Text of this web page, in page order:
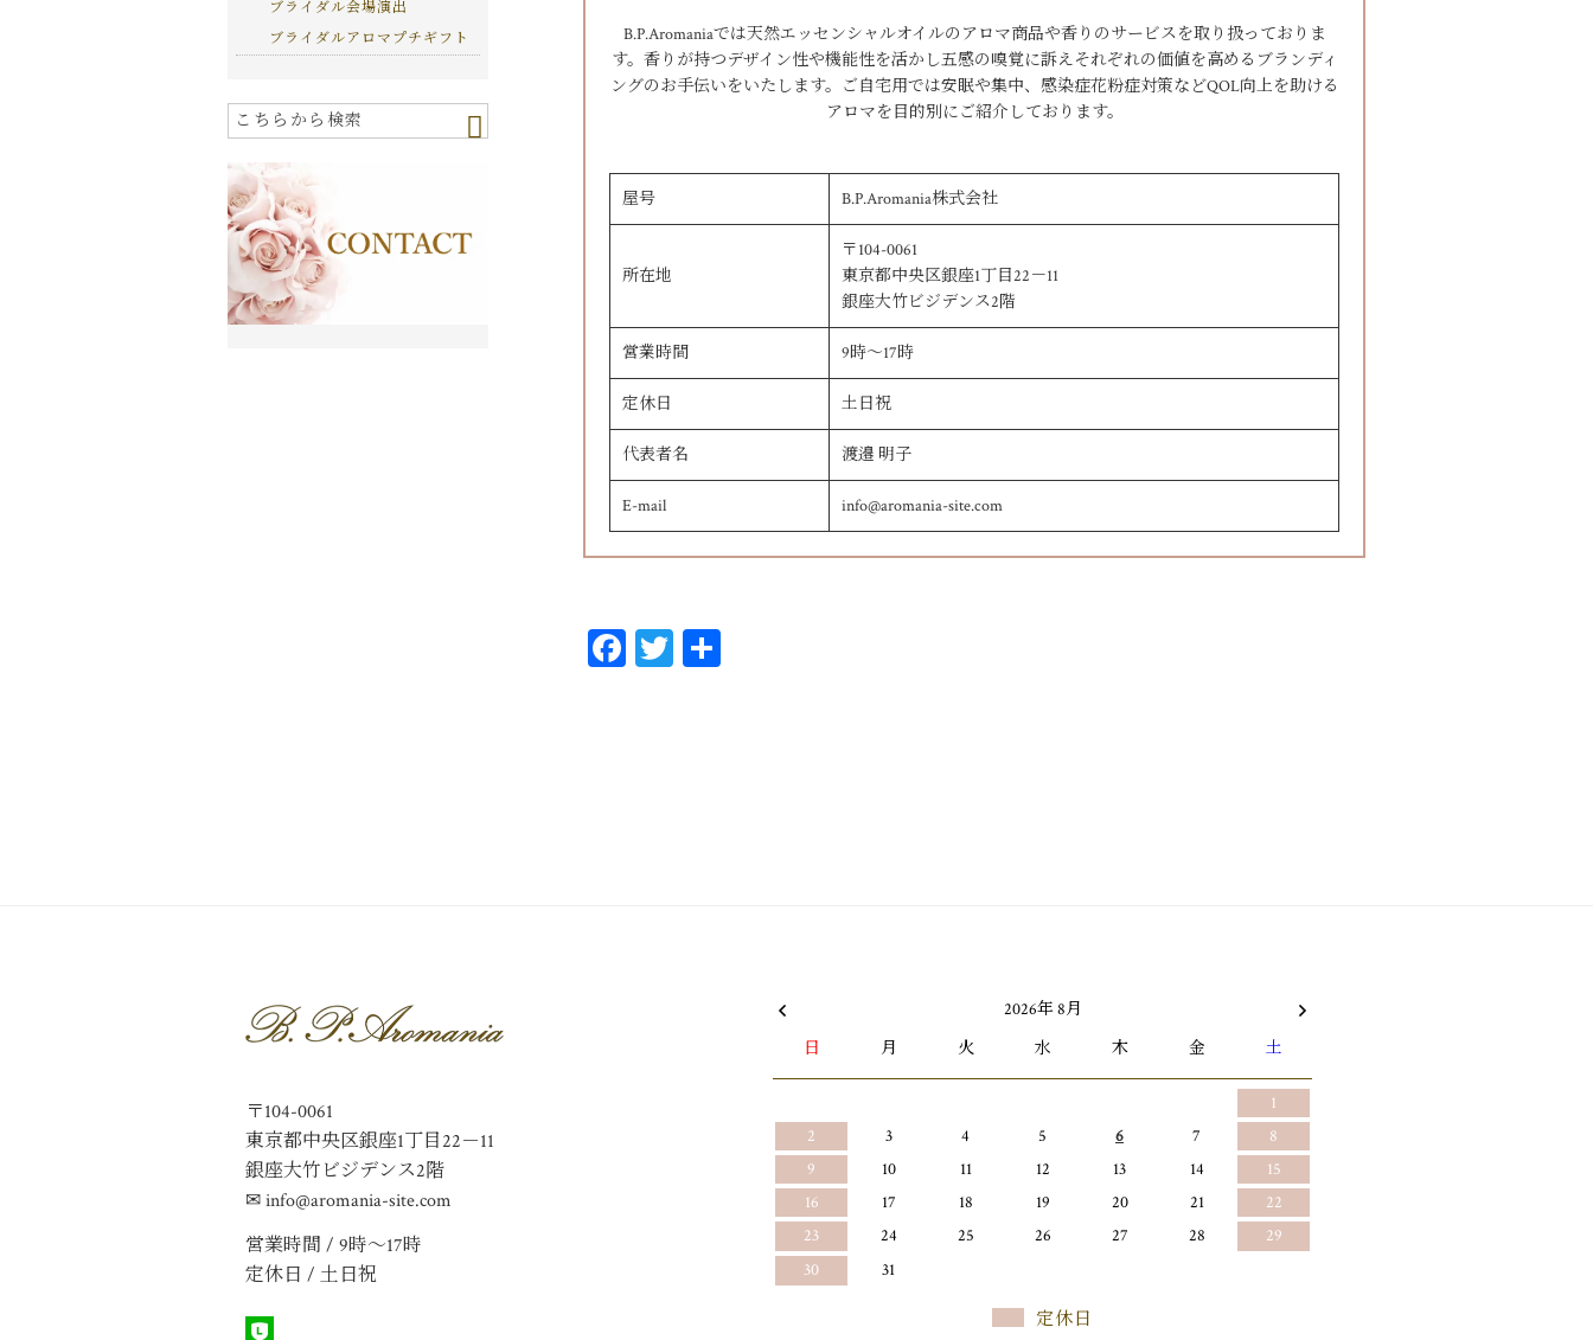
B.P.Aromaniaでは天然エッセンシャルオイルのアロマ商品や香りのサービスを取り扱っておりま
す。香りが持つデザイン性や機能性を活かし五感の嗅覚に訴えそれぞれの価値を高めるブランディ
ングのお手伝いをいたします。ご自宅用では安眠や集中、感染症花粉症対策などQOL向上を助ける
アロマを目的別にご紹介しております。
屋号 B.P.Aromania株式会社
所在地
〒104-0061
東京都中央区銀座1丁目22－11
銀座大竹ビジデンス2階
営業時間 9時〜17時
定休日 土日祝
代表者名 渡邉 明子
E-mail info@aromania-site.com
Fa T
ブライダル会場演出
ブライダルアロマプチギフト
〒104-0061
東京都中央区銀座1丁目22－11
銀座大竹ビジデンス2階
✉ info@aromania-site.com
営業時間 / 9時〜17時
定休日 / 土日祝
2026年 8月
日
月 火 水 木 金 土
1
2
3 4 5 6 7
8
9
10 11 12 13 14
15
16
17 18 19 20 21
22
23
24 25 26 27 28
29
30
31
定休日